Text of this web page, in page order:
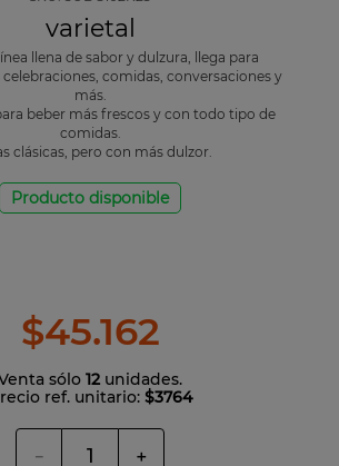
varietal
llena de sabor y dulzura, llega para
comidas, conversaciones y
más.
beber más frescos y con todo tipo de
comidas.
clásicas, pero con más dulzor.
Producto disponible
$45.162
sólo 12 unidades.
ref. unitario: $3764
＋
－